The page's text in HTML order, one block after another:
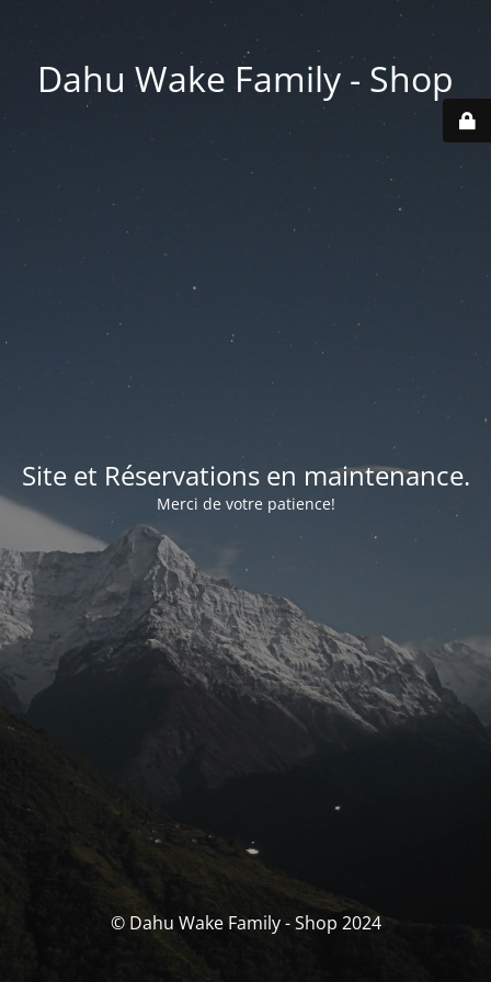
Dahu Wake Family - Shop
Site et Réservations en maintenance.
Merci de votre patience!
© Dahu Wake Family - Shop 2024